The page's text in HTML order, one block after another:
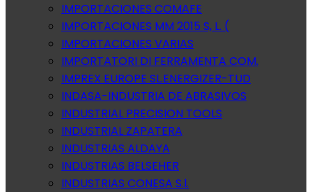
IMPORTACIONES COMAFE
IMPORTACIONES MM 2015 S, L. (
IMPORTACIONES VARIAS
IMPORTATORI DI FERRAMENTA COM.
IMPREX EUROPE SL.ENERGIZER-TUD
INDASA-INDUSTRIA DE ABRASIVOS
INDUSTRIAL PRECISION TOOLS
INDUSTRIAL ZAPATERA
INDUSTRIAS ALDAYA
INDUSTRIAS BELSEHER
INDUSTRIAS CONESA S.l.